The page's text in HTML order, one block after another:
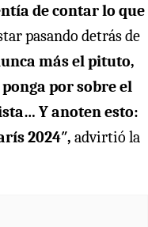
de contar lo que
pasando detrás de
más el pituto,
por sobre el
Y anoten esto:
2024″, advirtió la